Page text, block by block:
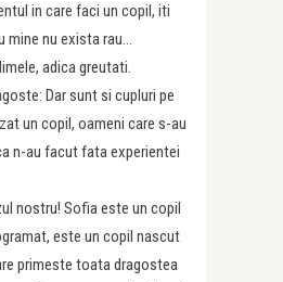
in care faci un copil, iti
mine nu exista rau…
adica greutati.
Dar sunt si cupluri pe
un copil, oameni care s-au
n-au facut fata experientei
nostru! Sofia este un copil
este un copil nascut
primeste toata dragostea